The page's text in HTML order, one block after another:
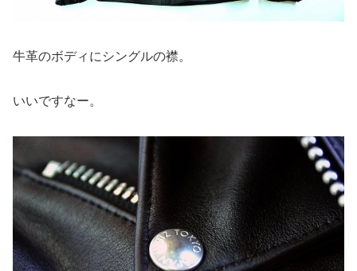
牛革のボディにシングルの襟。
いいですなー。